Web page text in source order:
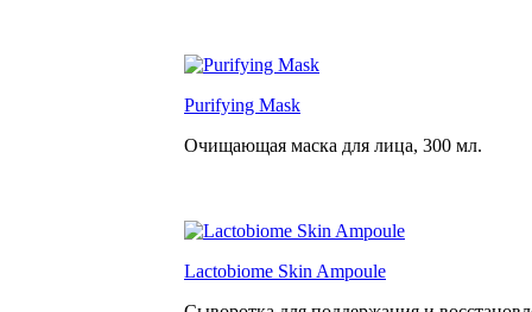
Purifying Mask
Очищающая маска для лица, 300 мл.
Lactobiome Skin Ampoule